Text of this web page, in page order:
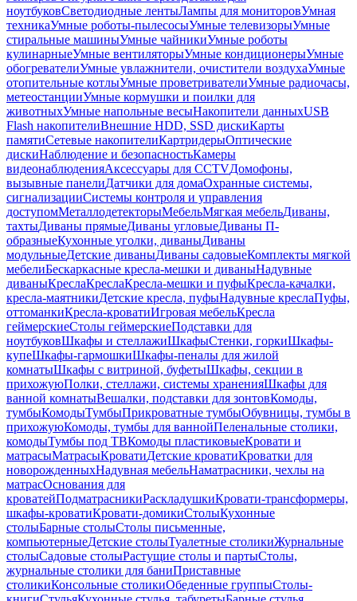
ноутбуковСветодиодные лентыЛампы для мониторовУмная
техникаУмные роботы-пылесосыУмные телевизорыУмные
стиральные машиныУмные чайникиУмные роботы
кулинарныеУмные вентиляторыУмные кондиционерыУмные
обогревателиУмные увлажнители, очистители воздухаУмные
отопительные котлыУмные проветривателиУмные радиочасы,
метеостанцииУмные кормушки и поилки для
животныхУмные напольные весыНакопители данныхUSB
Flash накопителиВнешние HDD, SSD дискиКарты
памятиСетевые накопителиКартридерыОптические
дискиНаблюдение и безопасностьКамеры
видеонаблюденияАксессуары для CCTVДомофоны,
вызывные панелиДатчики для домаОхранные системы,
сигнализацииСистемы контроля и управления
доступомМеталлодетекторыМебельМягкая мебельДиваны,
тахтыДиваны прямыеДиваны угловыеДиваны П-
образныеКухонные уголки, диваныДиваны
модульныеДетские диваныДиваны садовыеКомплекты мягкой
мебелиБескаркасные кресла-мешки и диваныНадувные
диваныКреслаКреслаКресла-мешки и пуфыКресла-качалки,
кресла-маятникиДетские кресла, пуфыНадувные креслаПуфы,
оттоманкиКресла-кроватиИгровая мебельКресла
геймерскиеСтолы геймерскиеПодставки для
ноутбуковШкафы и стеллажиШкафыСтенки, горкиШкафы-
купеШкафы-гармошкиШкафы-пеналы для жилой
комнатыШкафы с витриной, буфетыШкафы, секции в
прихожуюПолки, стеллажи, системы храненияШкафы для
ванной комнатыВешалки, подставки для зонтовКомоды,
тумбыКомодыТумбыПрикроватные тумбыОбувницы, тумбы в
прихожуюКомоды, тумбы для ваннойПеленальные столики,
комодыТумбы под ТВКомоды пластиковыеКровати и
матрасыМатрасыКроватиДетские кроватиКроватки для
новорожденныхНадувная мебельНаматрасники, чехлы на
матрасОснования для
кроватейПодматрасникиРаскладушкиКровати-трансформеры,
шкафы-кроватиКровати-домикиСтолыКухонные
столыБарные столыСтолы письменные,
компьютерныеДетские столыТуалетные столикиЖурнальные
столыСадовые столыРастущие столы и партыСтолы,
журнальные столики для баниПриставные
столикиКонсольные столикиОбеденные группыСтолы-